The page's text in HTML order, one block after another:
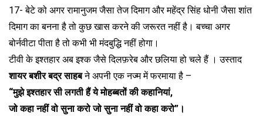
17- बेटे को अगर रामानुजम जैसा तेज दिमाग और महेंद्र सिंह धोनी जैसा शांत
दिमाग का बनना है तो कुछ खास करने की जरूरत नहीं है। बच्चा अगर
बोर्नवीटा पीता है तो कभी भी मंदबुद्धि नहीं होगा।
टीवी के इश्तहार अब इश्क जैसे दिलफ़रेब और छलिया हो चले हैं । उस्ताद
शायर बशीर बद्र साहबने अपनी एक नज्म में फरमाया है –
“मुझे इश्तहार सी लगती हैं ये मोहब्बतों की कहानियां,
जो कहा नहीं वो सुना करो जो सुना नहीं वो कहा करो”।